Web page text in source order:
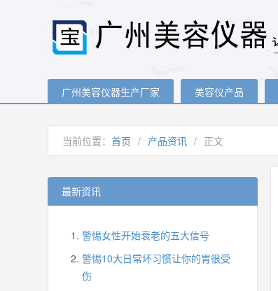
广州美容仪器生产厂家 美容仪产品
当前位置： 首页 / 产品资讯 / 正文
最新资讯
警惕女性开始衰老的五大信号
警惕10大日常坏习惯让你的胃很受
伤